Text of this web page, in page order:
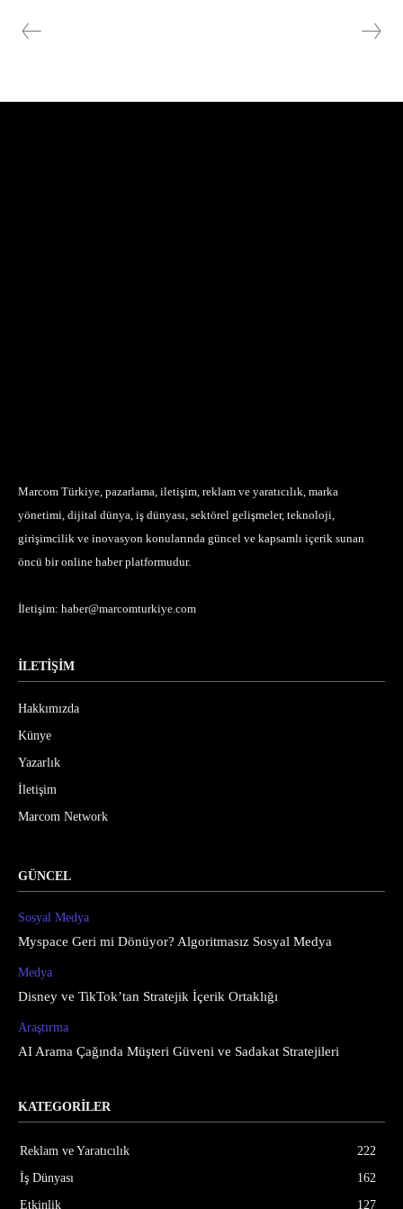
Marcom Türkiye, pazarlama, iletişim, reklam ve yaratıcılık, marka
yönetimi, dijital dünya, iş dünyası, sektörel gelişmeler, teknoloji,
girişimcilik ve inovasyon konularında güncel ve kapsamlı içerik sunan
öncü bir online haber platformudur.
İletişim: haber@marcomturkiye.com
İLETİŞİM
Hakkımızda
Künye
Yazarlık
İletişim
Marcom Network
GÜNCEL
Sosyal Medya
Myspace Geri mi Dönüyor? Algoritmasız Sosyal Medya
Medya
Disney ve TikTok’tan Stratejik İçerik Ortaklığı
Araştırma
AI Arama Çağında Müşteri Güveni ve Sadakat Stratejileri
KATEGORİLER
Reklam ve Yaratıcılık
222
İş Dünyası
162
Etkinlik
127